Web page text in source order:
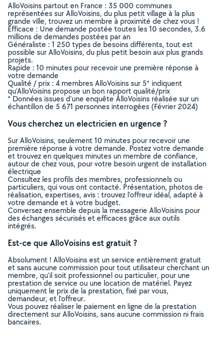
AlloVoisins partout en France : 35 000 communes
représentées sur AlloVoisins, du plus petit village à la plus
grande ville, trouvez un membre à proximité de chez vous !
Efficace : Une demande postée toutes les 10 secondes, 3.6
millions de demandes postées par an
Généraliste : 1 250 types de besoins différents, tout est
possible sur AlloVoisins, du plus petit besoin aux plus grands
projets.
Rapide : 10 minutes pour recevoir une première réponse à
votre demande
Qualité / prix : 4 membres AlloVoisins sur 5* indiquent
qu’AlloVoisins propose un bon rapport qualité/prix
* Données issues d’une enquête AlloVoisins réalisée sur un
échantillon de 5 671 personnes interrogées (Février 2024)
Vous cherchez un electricien en urgence ?
Sur AlloVoisins, seulement 10 minutes pour recevoir une
première réponse à votre demande. Postez votre demande
et trouvez en quelques minutes un membre de confiance,
autour de chez vous, pour votre besoin urgent de installation
électrique
Consultez les profils des membres, professionnels ou
particuliers, qui vous ont contacté. Présentation, photos de
réalisation, expertises, avis : trouvez l'offreur idéal, adapté à
votre demande et à votre budget.
Conversez ensemble depuis la messagerie AlloVoisins pour
des échanges sécurisés et efficaces grâce aux outils
intégrés.
Est-ce que AlloVoisins est gratuit ?
Absolument ! AlloVoisins est un service entièrement gratuit
et sans aucune commission pour tout utilisateur cherchant un
membre, qu’il soit professionnel ou particulier, pour une
prestation de service ou une location de matériel. Payez
uniquement le prix de la prestation, fixé par vous,
demandeur, et l’offreur.
Vous pouvez réaliser le paiement en ligne de la prestation
directement sur AlloVoisins, sans aucune commission ni frais
bancaires.